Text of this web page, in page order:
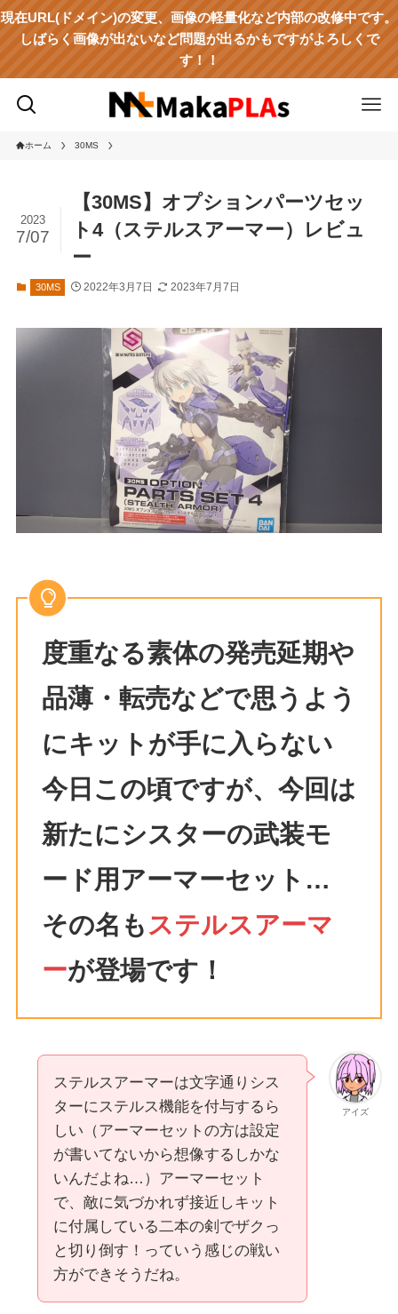
現在URL(ドメイン)の変更、画像の軽量化など内部の改修中です。
しばらく画像が出ないなど問題が出るかもですがよろしくで
す！！
ホーム 30MS
【30MS】オプションパーツセッ
ト4（ステルスアーマー）レビュ
ー
2023
7/07
30MS 2022年3月7日 2023年7月7日
度重なる素体の発売延期や
品薄・転売などで思うよう
にキットが手に入らない
今日この頃ですが、今回は
新たにシスターの武装モ
ード用アーマーセット…
その名もステルスアーマ
ーが登場です！
アイズ
ステルスアーマーは文字通りシス
ターにステルス機能を付与するら
しい（アーマーセットの方は設定
が書いてないから想像するしかな
いんだよね…）アーマーセット
で、敵に気づかれず接近しキット
に付属している二本の剣でザクっ
と切り倒す！っていう感じの戦い
方ができそうだね。